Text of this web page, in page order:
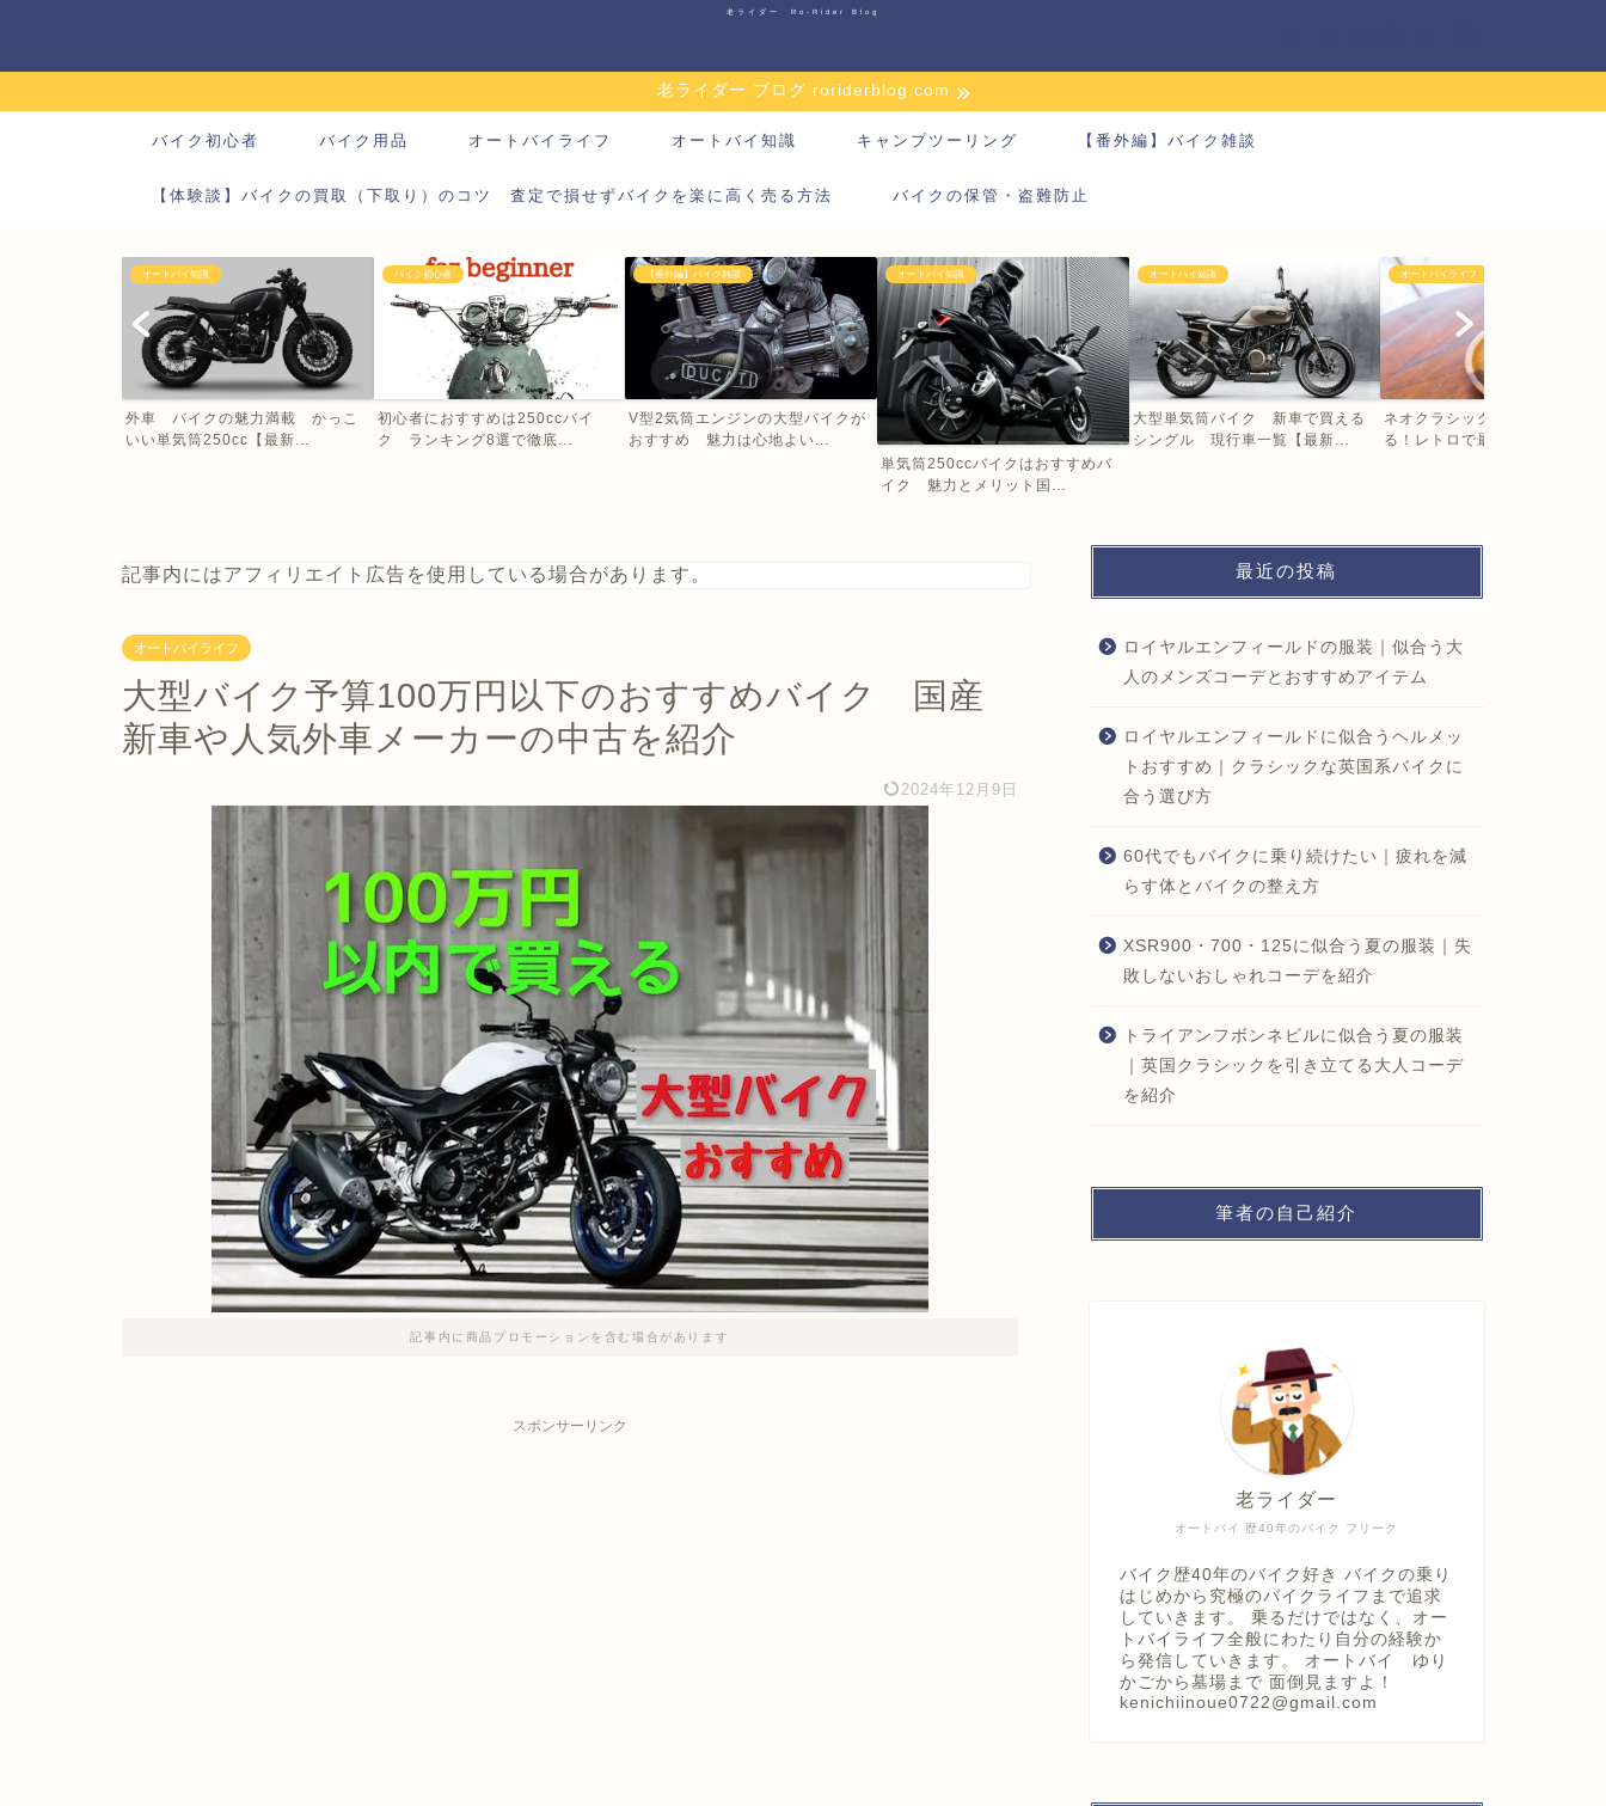
老ライダー Ro-Rider Blog
老ライダー ブログ roriderblog.com
バイク初心者 バイク用品 オートバイライフ オートバイ知識 キャンプツーリング 【番外編】バイク雑談
【体験談】バイクの買取（下取り）のコツ 査定で損せずバイクを楽に高く売る方法 バイクの保管・盗難防止
オートバイ知識
外車 バイクの魅力満載 かっこ
いい単気筒250cc【最新...
バイク初心者
初心者におすすめは250ccバイ
ク ランキング8選で徹底...
【番外編】バイク雑談
V型2気筒エンジンの大型バイクが
おすすめ 魅力は心地よい...
オートバイ知識
単気筒250ccバイクはおすすめバ
イク 魅力とメリット国...
オートバイ知識
大型単気筒バイク 新車で買える
シングル 現行車一覧【最新...
オートバイライフ
ネオクラシックバイクの大型に
る！レトロで最新 乗るだけ...
記事内にはアフィリエイト広告を使用している場合があります。
オートバイライフ
大型バイク予算100万円以下のおすすめバイク 国産
新車や人気外車メーカーの中古を紹介
2024年12月9日
記事内に商品プロモーションを含む場合があります
スポンサーリンク
最近の投稿
ロイヤルエンフィールドの服装｜似合う大
人のメンズコーデとおすすめアイテム
ロイヤルエンフィールドに似合うヘルメッ
トおすすめ｜クラシックな英国系バイクに
合う選び方
60代でもバイクに乗り続けたい｜疲れを減
らす体とバイクの整え方
XSR900・700・125に似合う夏の服装｜失
敗しないおしゃれコーデを紹介
トライアンフボンネビルに似合う夏の服装
｜英国クラシックを引き立てる大人コーデ
を紹介
筆者の自己紹介
オートバイ 歴40年のバイク フリーク
老ライダー
バイク歴40年のバイク好き バイクの乗り
はじめから究極のバイクライフまで追求
していきます。 乗るだけではなく、オー
トバイライフ全般にわたり自分の経験か
ら発信していきます。 オートバイ ゆり
かごから墓場まで 面倒見ますよ！
kenichiinoue0722@gmail.com